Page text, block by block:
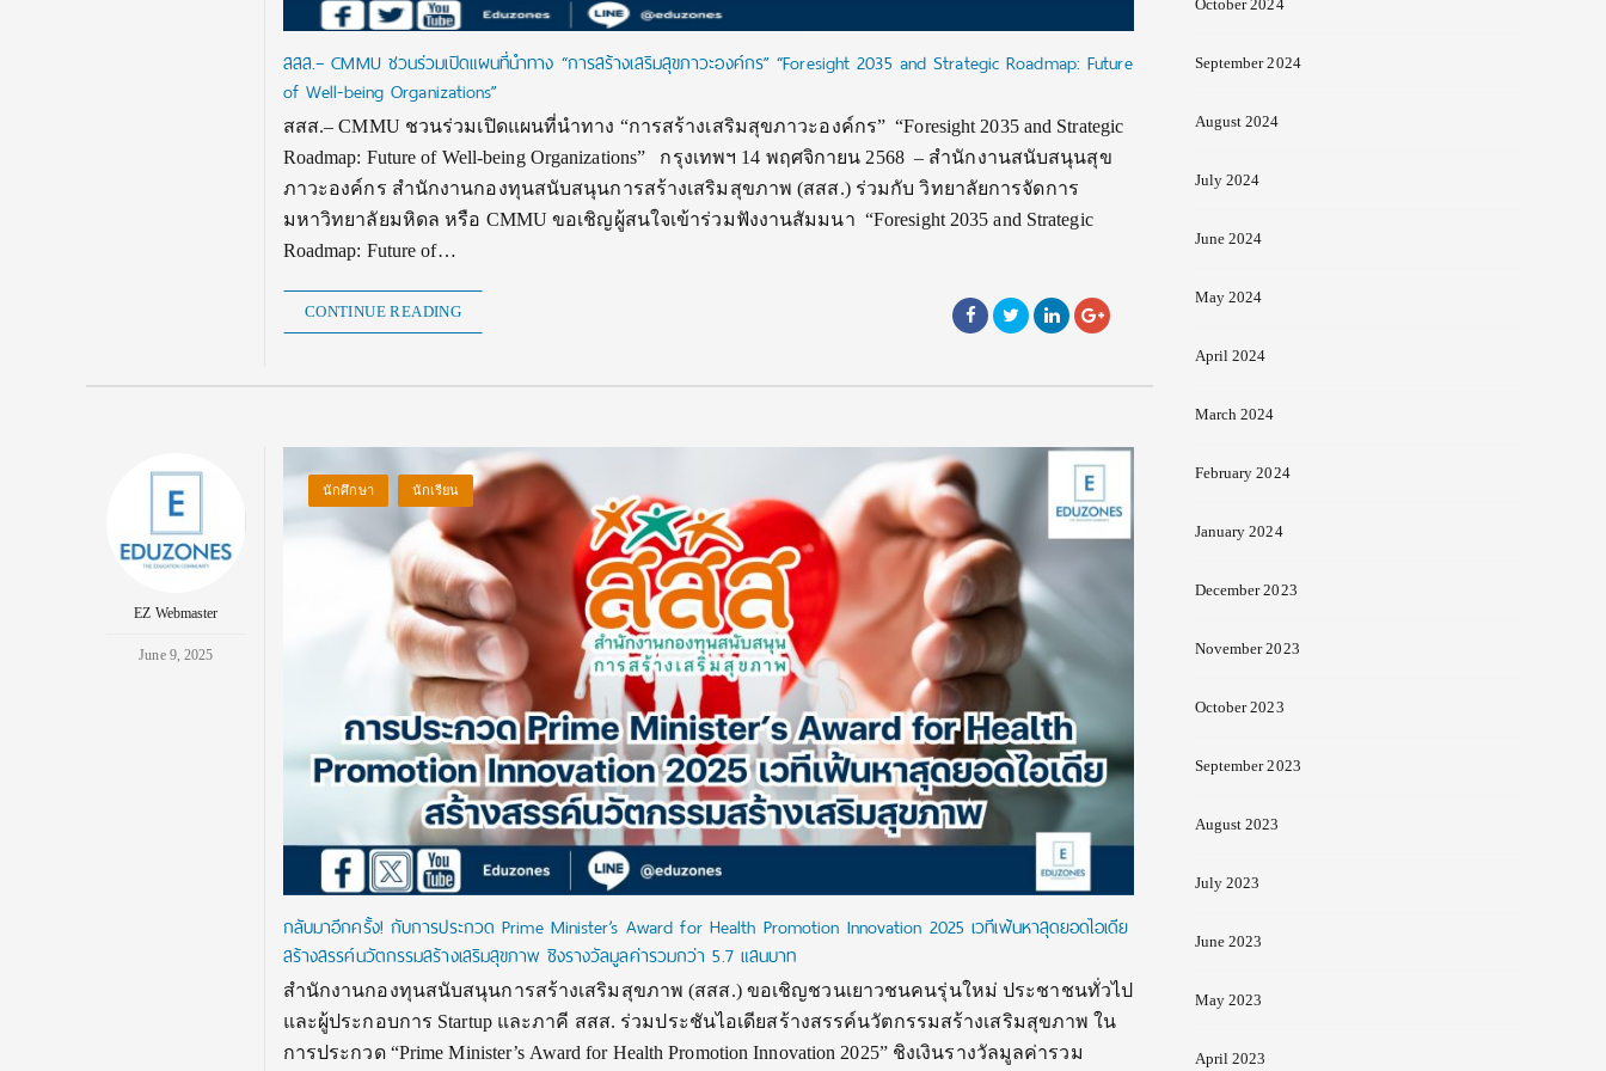
สสส.– CMMU ชวนร่วมเปิดแผนที่นำทาง “การสร้างเสริมสุขภาวะองค์กร” “Foresight 2035 and Strategic Roadmap: Future
of Well-being Organizations”
สสส.– CMMU ชวนร่วมเปิดแผนที่นำทาง “การสร้างเสริมสุขภาวะองค์กร” “Foresight 2035 and Strategic
Roadmap: Future of Well-being Organizations” กรุงเทพฯ 14 พฤศจิกายน 2568 – สำนักงานสนับสนุนสุข
ภาวะองค์กร สำนักงานกองทุนสนับสนุนการสร้างเสริมสุขภาพ (สสส.) ร่วมกับ วิทยาลัยการจัดการ
มหาวิทยาลัยมหิดล หรือ CMMU ขอเชิญผู้สนใจเข้าร่วมฟังงานสัมมนา “Foresight 2035 and Strategic
Roadmap: Future of…
CONTINUE READING
EZ Webmaster
June 9, 2025
นักศึกษา นักเรียน
กลับมาอีกครั้ง! กับการประกวด Prime Minister’s Award for Health Promotion Innovation 2025 เวทีเฟ้นหาสุดยอดไอเดีย
สร้างสรรค์นวัตกรรมสร้างเสริมสุขภาพ ชิงรางวัลมูลค่ารวมกว่า 5.7 แสนบาท
สำนักงานกองทุนสนับสนุนการสร้างเสริมสุขภาพ (สสส.) ขอเชิญชวนเยาวชนคนรุ่นใหม่ ประชาชนทั่วไป
และผู้ประกอบการ Startup และภาคี สสส. ร่วมประชันไอเดียสร้างสรรค์นวัตกรรมสร้างเสริมสุขภาพ ใน
การประกวด “Prime Minister’s Award for Health Promotion Innovation 2025” ชิงเงินรางวัลมูลค่ารวม
October 2024
September 2024
August 2024
July 2024
June 2024
May 2024
April 2024
March 2024
February 2024
January 2024
December 2023
November 2023
October 2023
September 2023
August 2023
July 2023
June 2023
May 2023
April 2023